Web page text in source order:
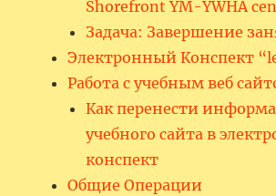
Shorefront YM-YWHA
Задача: Завершение
Электронный Конспект
Работа с учебным веб
Как перенести
учебного сайта в
конспект
Общие Операции